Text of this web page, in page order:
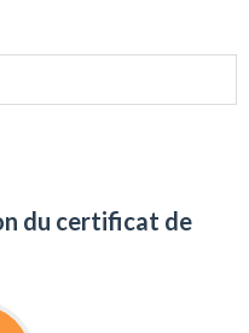
du certificat de